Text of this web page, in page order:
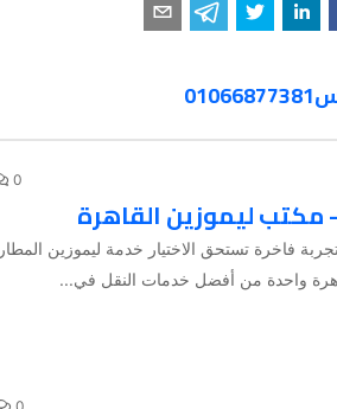
0
مكتب ليموزين القاهرة
فاخرة تستحق الاختيار خدمة ليموزين المطار
واحدة من أفضل خدمات النقل في...